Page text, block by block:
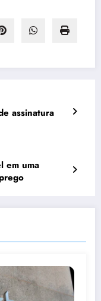
assinatura
em uma